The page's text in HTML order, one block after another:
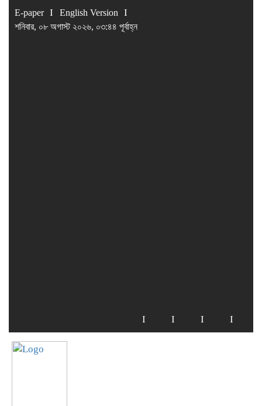
E-paper
English Version
শনিবার, ০৮ অগাস্ট ২০২৬, ০৩:৪৪ পূর্বাহ্ন